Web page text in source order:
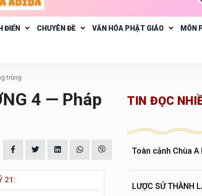
ĐIỂN CHUYÊN ĐỀ VĂN HÓA PHẬT GIÁO MÔN
trùng
4 — Pháp
21:
TIN ĐỌC
Toàn cảnh Chùa A
LƯỢC SỬ THÀNH